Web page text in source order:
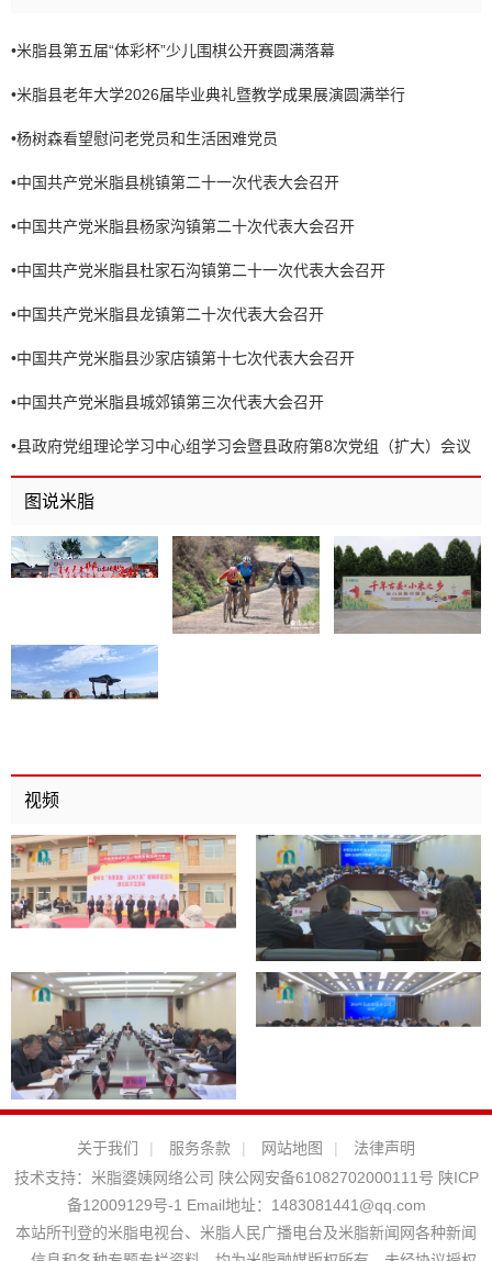
•米脂县第五届“体彩杯”少儿围棋公开赛圆满落幕
•米脂县老年大学2026届毕业典礼暨教学成果展演圆满举行
•杨树森看望慰问老党员和生活困难党员
•中国共产党米脂县桃镇第二十一次代表大会召开
•中国共产党米脂县杨家沟镇第二十次代表大会召开
•中国共产党米脂县杜家石沟镇第二十一次代表大会召开
•中国共产党米脂县龙镇第二十次代表大会召开
•中国共产党米脂县沙家店镇第十七次代表大会召开
•中国共产党米脂县城郊镇第三次代表大会召开
•县政府党组理论学习中心组学习会暨县政府第8次党组（扩大）会议
召开
图说米脂
视频
关于我们 | 服务条款 | 网站地图 |
法律声明
技术支持： 米脂婆姨网络公司 陕公网安备61082702000111号 陕ICP
备12009129号-1 Email地址： 1483081441@qq.com
本站所刊登的米脂电视台、米脂人民广播电台及米脂新闻网各种新闻